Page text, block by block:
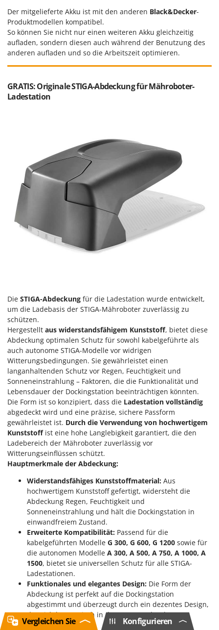
Der mitgelieferte Akku ist mit den anderen Black&Decker-
Produktmodellen kompatibel.
So können Sie nicht nur einen weiteren Akku gleichzeitig
aufladen, sondern diesen auch während der Benutzung des
anderen aufladen und so die Arbeitszeit optimieren.
GRATIS: Originale STIGA-Abdeckung für Mähroboter-
Ladestation
Die STIGA-Abdeckung für die Ladestation wurde entwickelt,
um die Ladebasis der STIGA-Mähroboter zuverlässig zu
schützen.
Hergestellt aus widerstandsfähigem Kunststoff, bietet diese
Abdeckung optimalen Schutz für sowohl kabelgeführte als
auch autonome STIGA-Modelle vor widrigen
Witterungsbedingungen. Sie gewährleistet einen
langanhaltenden Schutz vor Regen, Feuchtigkeit und
Sonneneinstrahlung – Faktoren, die die Funktionalität und
Lebensdauer der Dockingstation beeinträchtigen könnten.
Die Form ist so konzipiert, dass die Ladestation vollständig
abgedeckt wird und eine präzise, sichere Passform
gewährleistet ist. Durch die Verwendung von hochwertigem
Kunststoffist eine hohe Langlebigkeit garantiert, die den
Ladebereich der Mähroboter zuverlässig vor
Witterungseinflüssen schützt.
Hauptmerkmale der Abdeckung:
Widerstandsfähiges Kunststoffmaterial: Aus
hochwertigem Kunststoff gefertigt, widersteht die
Abdeckung Regen, Feuchtigkeit und
Sonneneinstrahlung und hält die Dockingstation in
einwandfreiem Zustand.
Erweiterte Kompatibilität: Passend für die
kabelgeführten Modelle G 300, G 600, G 1200 sowie für
die autonomen Modelle A 300, A 500, A 750, A 1000, A
1500, bietet sie universellen Schutz für alle STIGA-
Ladestationen.
Funktionales und elegantes Design: Die Form der
Abdeckung ist perfekt auf die Dockingstation
abgestimmt und überzeugt durch ein dezentes Design,
das sich harmonisch in den Garten oder den
Ladebereich einfügt.
Konfigurieren
Vergleichen Sie